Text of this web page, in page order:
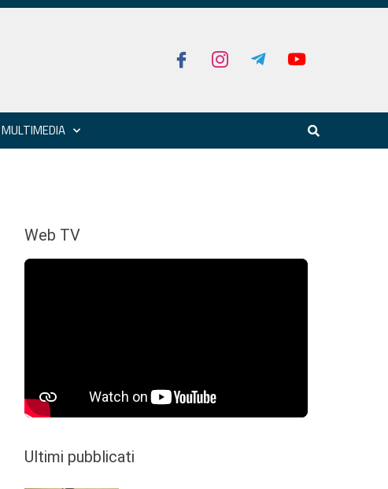
MULTIMEDIA
Web TV
Ultimi pubblicati